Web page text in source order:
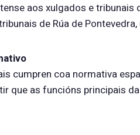
aos xulgados e
de Rúa de
cumpren coa normativa
que as funcións principais